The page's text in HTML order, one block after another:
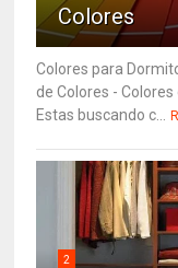
Colores
Colores para
de Colores -
Estas buscando c...
2